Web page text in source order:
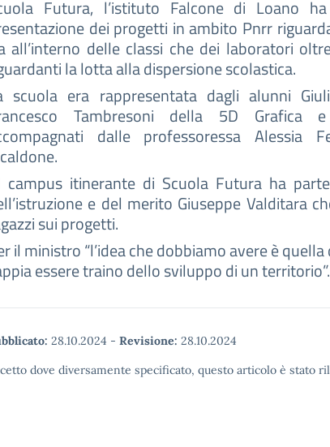
Futura, l’istituto Falcone di Loano
dei progetti in ambito Pnrr
all’interno delle classi che dei laboratori
la lotta alla dispersione scolastica.
scuola era rappresentata dagli alunni
Tambresoni della 5D Grafica e
dalle professoressa Alessia
campus itinerante di Scuola Futura ha
e del merito Giuseppe Valditara
sui progetti.
il ministro “l’idea che dobbiamo avere è
essere traino dello sviluppo di un territorio”.
28.10.2024 - Revisione: 28.10.2024
dove diversamente specificato, questo articolo è stato